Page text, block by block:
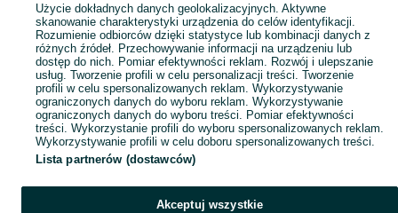
Popularne wyszukiwania
Użycie dokładnych danych geolokalizacyjnych. Aktywne
skanowanie charakterystyki urządzenia do celów identyfikacji.
Rozumienie odbiorców dzięki statystyce lub kombinacji danych z
różnych źródeł. Przechowywanie informacji na urządzeniu lub
dostęp do nich. Pomiar efektywności reklam. Rozwój i ulepszanie
usług. Tworzenie profili w celu personalizacji treści. Tworzenie
profili w celu spersonalizowanych reklam. Wykorzystywanie
ograniczonych danych do wyboru reklam. Wykorzystywanie
ograniczonych danych do wyboru treści. Pomiar efektywności
treści. Wykorzystanie profili do wyboru spersonalizowanych reklam.
Wykorzystywanie profili w celu doboru spersonalizowanych treści.
Lista partnerów (dostawców)
Akceptuj wszystkie